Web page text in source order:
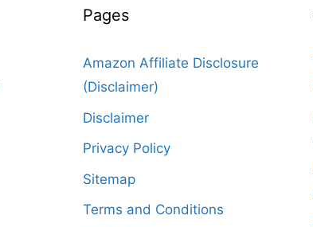
Pages
Amazon Affiliate Disclosure
(Disclaimer)
Disclaimer
Privacy Policy
Sitemap
Terms and Conditions